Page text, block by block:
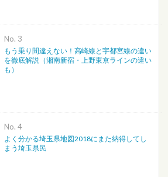
No.
もう乗り間違えない！高崎線と宇都宮線の違い
を徹底解説（湘南新宿・上野東京ラインの違い
も）
No.
よく分かる埼玉県地図2018にまた納得してし
まう埼玉県民